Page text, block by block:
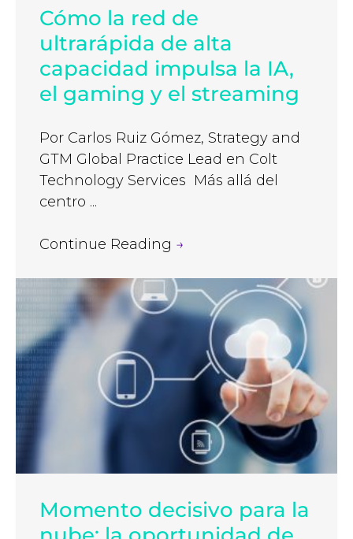
Cómo la red de
ultrarápida de alta
capacidad impulsa la IA,
el gaming y el streaming
Por Carlos Ruiz Gómez, Strategy and
GTM Global Practice Lead en Colt
Technology Services Más allá del
centro ...
Continue Reading →
Momento decisivo para la